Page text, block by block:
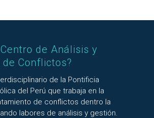
de Análisis y
Conflictos?
de la Pontificia
del Perú que trabaja en la
de conflictos dentro la
labores de análisis y gestión.